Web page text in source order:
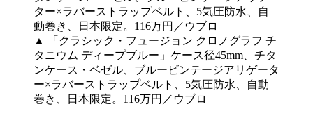
▲ 「クラシック・フュージョン クロノグラフ チ
タニウム ディープブルー」ケース径45mm、チタ
ンケース・ベゼル、ブルービンテージアリゲータ
ー×ラバーストラップベルト、5気圧防水、自動
巻き、日本限定。116万円／ウブロ